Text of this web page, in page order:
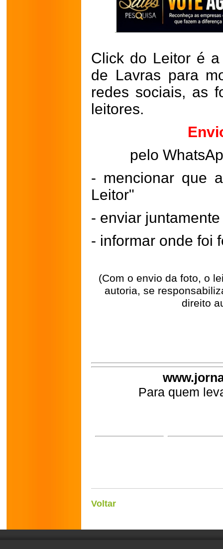
Click do Leitor é
de Lavras para
redes sociais, as
leitores.
pelo
- mencionar que
Leitor"
- enviar
- informar onde foi
(Com o envio da foto, o
autoria, se
direito
Para quem
Voltar